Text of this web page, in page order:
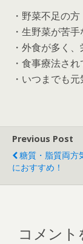
・野菜不足の方
・生野菜が苦
・外食が多く
・食事療法さ
・いつまでも
Previous Post
糖質・脂質両方
におすすめ！
コメント